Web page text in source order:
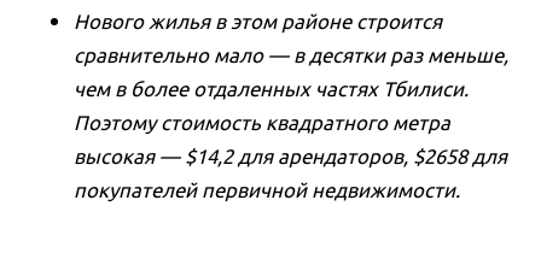
Нового жилья в этом районе строится
сравнительно мало — в десятки раз меньше,
чем в более отдаленных частях Тбилиси.
Поэтому стоимость квадратного метра
высокая — $14,2 для арендаторов, $2658 для
покупателей первичной недвижимости.